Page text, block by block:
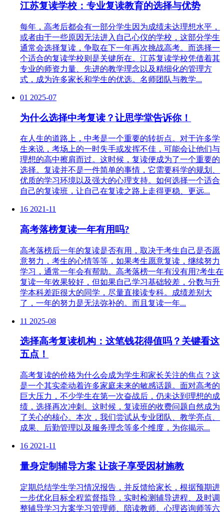
江苏复读学校：专业复读教育的选择与优势
每年，高考后都会有一部分学生因为成绩未达理想水平，
或者由于一些原因无法进入自己心仪的学校，这部分学生
通常会选择复读，争取在下一年再次挑战高考。而选择一
个适合的复读学校则是关键所在。江苏复读学校凭借着其
专业的师资力量、先进的教学理念以及精细化的管理方
式，成为许多家长和学生的优选。名师团队与教学...
01 2025-07
为什么选择中考复读？让思学堂告诉你！
在人生的道路上，中考是一个重要的转折点。对于许多学
生来说，考场上的一时失手或发挥不佳，可能会让他们与
理想的高中擦肩而过。这时候，复读便成为了一个重要的
选择。复读并不是一件简单的事情，它需要科学的规划、
优质的学习环境以及强大的心理支持。如何选择一个适合
自己的复读班，让自己在复读之路上走得更稳、更远...
16 2021-11
高考落榜复读一年有用吗?
高考落榜后一年的复读是否有用，取决于考生自己是否愿
意努力，考生的心情等等，如果考生愿意复读，继续努力
学习，通常一年会有帮助。高考落榜一年有没有用?考生在
复读一年效果较好，但如果自己学习基础较差，分数与升
学本科差距很大的同学，尽量直接读专科。成绩差别大
了，一年的努力是无法弥补的。而且复读一年...
11 2025-08
选择高考复读机构：这笔钱花得值吗？关键看这
五点！
高考复读的价格为什么会成为学生和家长关注的焦点？这
是一个其实牵动着许多家庭未来的敏感话题。面对高考的
巨大压力，不少学生在第一次奋战后，仍未达到理想的成
绩，选择再次冲刺。这时候，复读班的收费问题自然成为
了关心的核心。本次，我们尝试从专业团队、教学亮点、
成果、后勤管理以及服务理念等多个维度，为你揭示...
16 2021-11
量身定制辅导方案 让孩子享受因材施教
定期总结学生学习情况报告，并反馈给家长，根据预期进
一步优化目标全程监督指导，实时检测辅导进程、及时调
整辅导学习方案学习管理师、陪读教师、心理咨询师等六